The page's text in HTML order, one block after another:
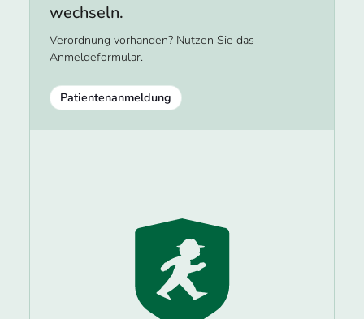
wechseln.
Verordnung vorhanden? Nutzen Sie das
Anmeldeformular.
Patientenanmeldung